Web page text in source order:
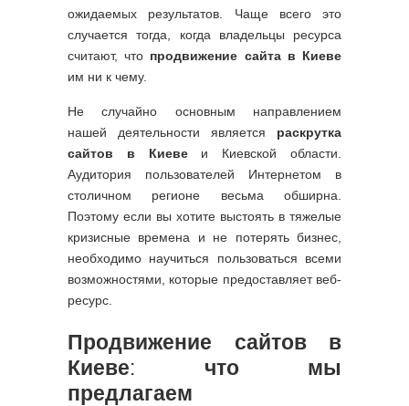
ожидаемых результатов. Чаще всего это
случается тогда, когда владельцы ресурса
считают, что продвижение сайта в Киеве
им ни к чему.
Не случайно основным направлением
нашей деятельности является раскрутка
сайтов в Киевеи Киевской области.
Аудитория пользователей Интернетом в
столичном регионе весьма обширна.
Поэтому если вы хотите выстоять в тяжелые
кризисные времена и не потерять бизнес,
необходимо научиться пользоваться всеми
возможностями, которые предоставляет веб-
ресурс.
Продвижение сайтов в
Киеве: что мы
предлагаем